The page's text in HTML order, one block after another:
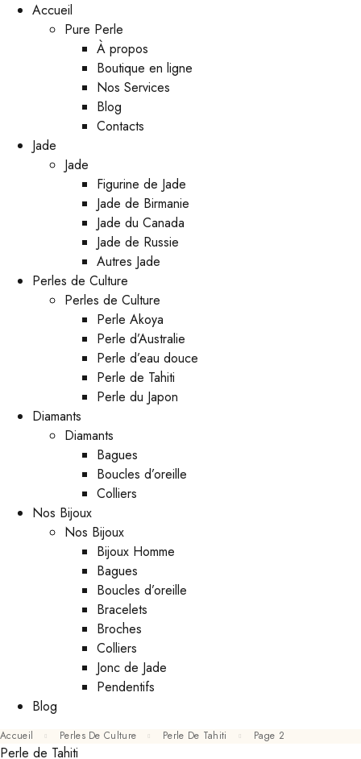
Accueil
Pure Perle
À propos
Boutique en ligne
Nos Services
Blog
Contacts
Jade
Jade
Figurine de Jade
Jade de Birmanie
Jade du Canada
Jade de Russie
Autres Jade
Perles de Culture
Perles de Culture
Perle Akoya
Perle d’Australie
Perle d’eau douce
Perle de Tahiti
Perle du Japon
Diamants
Diamants
Bagues
Boucles d’oreille
Colliers
Nos Bijoux
Nos Bijoux
Bijoux Homme
Bagues
Boucles d’oreille
Bracelets
Broches
Colliers
Jonc de Jade
Pendentifs
Blog
Accueil Perles De Culture Perle De Tahiti Page 2
Perle de Tahiti